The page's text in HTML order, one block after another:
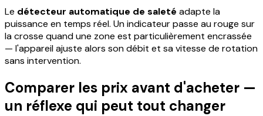
Le détecteur automatique de saleté adapte la
puissance en temps réel. Un indicateur passe au rouge sur
la crosse quand une zone est particulièrement encrassée
— l'appareil ajuste alors son débit et sa vitesse de rotation
sans intervention.
Comparer les prix avant d'acheter —
un réflexe qui peut tout changer